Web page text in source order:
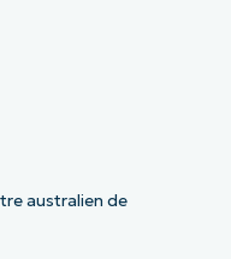
australien de